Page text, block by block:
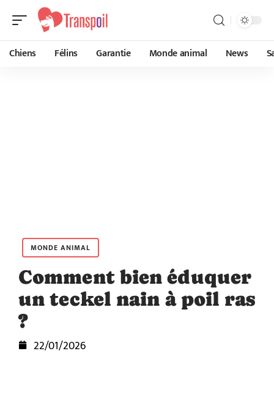
Chiens Félins Garantie Monde animal News
MONDE ANIMAL
Comment bien éduquer
un teckel nain à poil ras
?
22/01/2026